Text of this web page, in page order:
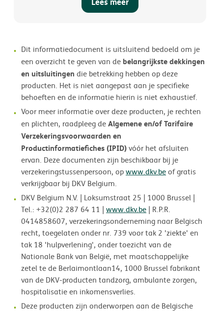
Dit informatiedocument is uitsluitend bedoeld om je
een overzicht te geven van de belangrijkste dekkingen
en uitsluitingen die betrekking hebben op deze
producten. Het is niet aangepast aan je speciﬁeke
behoeften en de informatie hierin is niet exhaustief.
Voor meer informatie over deze producten, je rechten
en plichten, raadpleeg deAlgemene en/of Tarifaire
Verzekeringsvoorwaarden en
Productinformatiefiches (IPID)vóór het afsluiten
ervan. Deze documenten zijn beschikbaar bij je
verzekeringstussenpersoon, opwww.dkv.beof gratis
verkrijgbaar bij DKV Belgium.
DKV Belgium N.V. | Loksumstraat 25 | 1000 Brussel |
Tel.: +32(0)2 287 64 11 | www.dkv.be | R.P.R.
0414858607, verzekeringsonderneming naar Belgisch
recht, toegelaten onder nr. 739 voor tak 2 'ziekte' en
tak 18 'hulpverlening', onder toezicht van de
Nationale Bank van België, met maatschappelijke
zetel te de Berlaimontlaan14, 1000 Brussel fabrikant
van de DKV-producten tandzorg, ambulante zorgen,
hospitalisatie en inkomensverlies.
Deze producten zijn onderworpen aan de Belgische